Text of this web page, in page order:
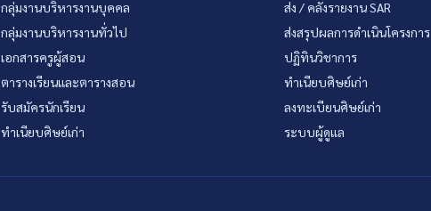
กลุ่มงานบริหารงานบุคคล
กลุ่มงานบริหารงานทั่วไป
เอกสารครูผู้สอน
ตารางเรียนและตารางสอน
รับสมัครนักเรียน
ทำเนียบศิษย์เก่า
ส่ง / คลังรายงาน SAR
ส่งสรุปผลการดำเนินโครงการ
ปฏิทินวิชาการ
ทำเนียบศิษย์เก่า
ลงทะเบียนศิษย์เก่า
ระบบผู้ดูแล